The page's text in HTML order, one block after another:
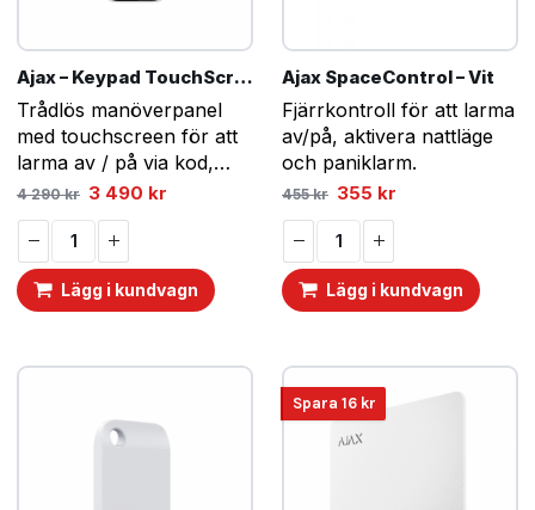
Ajax – Keypad TouchScreen Vit
Trådlös manöverpanel
med touchscreen för att
larma av / på via kod,
mobiltelefon eller tags /
pass. Flera bra funktioner
för dig som använder mer
avancerade inställningar i
Ajax, exempelvis…
4 290kr Det
priset
var:
4
290 kr.
3 490 krDet
490 kr.
Lägg i kundvagn
Ajax SpaceControl – Vit
Fjärrkontroll för att larma
av/på, aktivera nattläge
och paniklarm.
455kr Det
priset
var:
455 kr.
355 krDet
Lägg i kundvagn
Spara 16 kr